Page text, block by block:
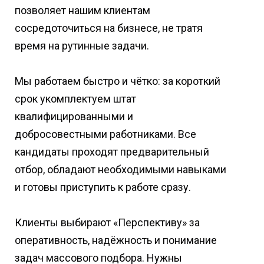
позволяет нашим клиентам
сосредоточиться на бизнесе, не тратя
время на рутинные задачи.
Мы работаем быстро и чётко: за короткий
срок укомплектуем штат
квалифицированными и
добросовестными работниками. Все
кандидаты проходят предварительный
отбор, обладают необходимыми навыками
и готовы приступить к работе сразу.
Клиенты выбирают «Перспективу» за
оперативность, надёжность и понимание
задач массового подбора. Нужны